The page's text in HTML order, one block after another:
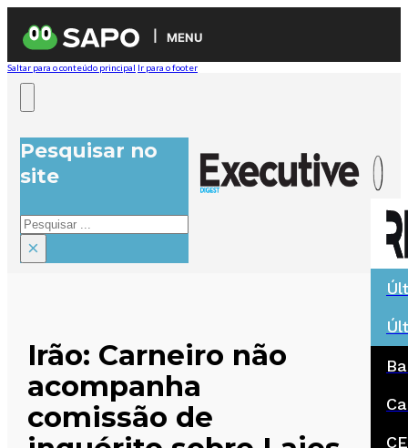
MENU
Saltar para o conteúdo principal Ir para o footer
Pesquisar no
site
Pesquisar
×
Irão: Carneiro não
acompanha
comissão de